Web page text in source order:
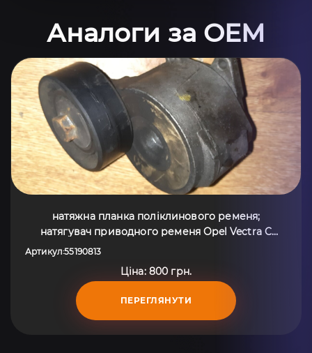
Аналоги за OEM
натяжна планка поліклинового ременя;
натягувач приводного ременя Opel Vectra C
Артикул:55190813
Ціна: 800 грн.
ПЕРЕГЛЯНУТИ